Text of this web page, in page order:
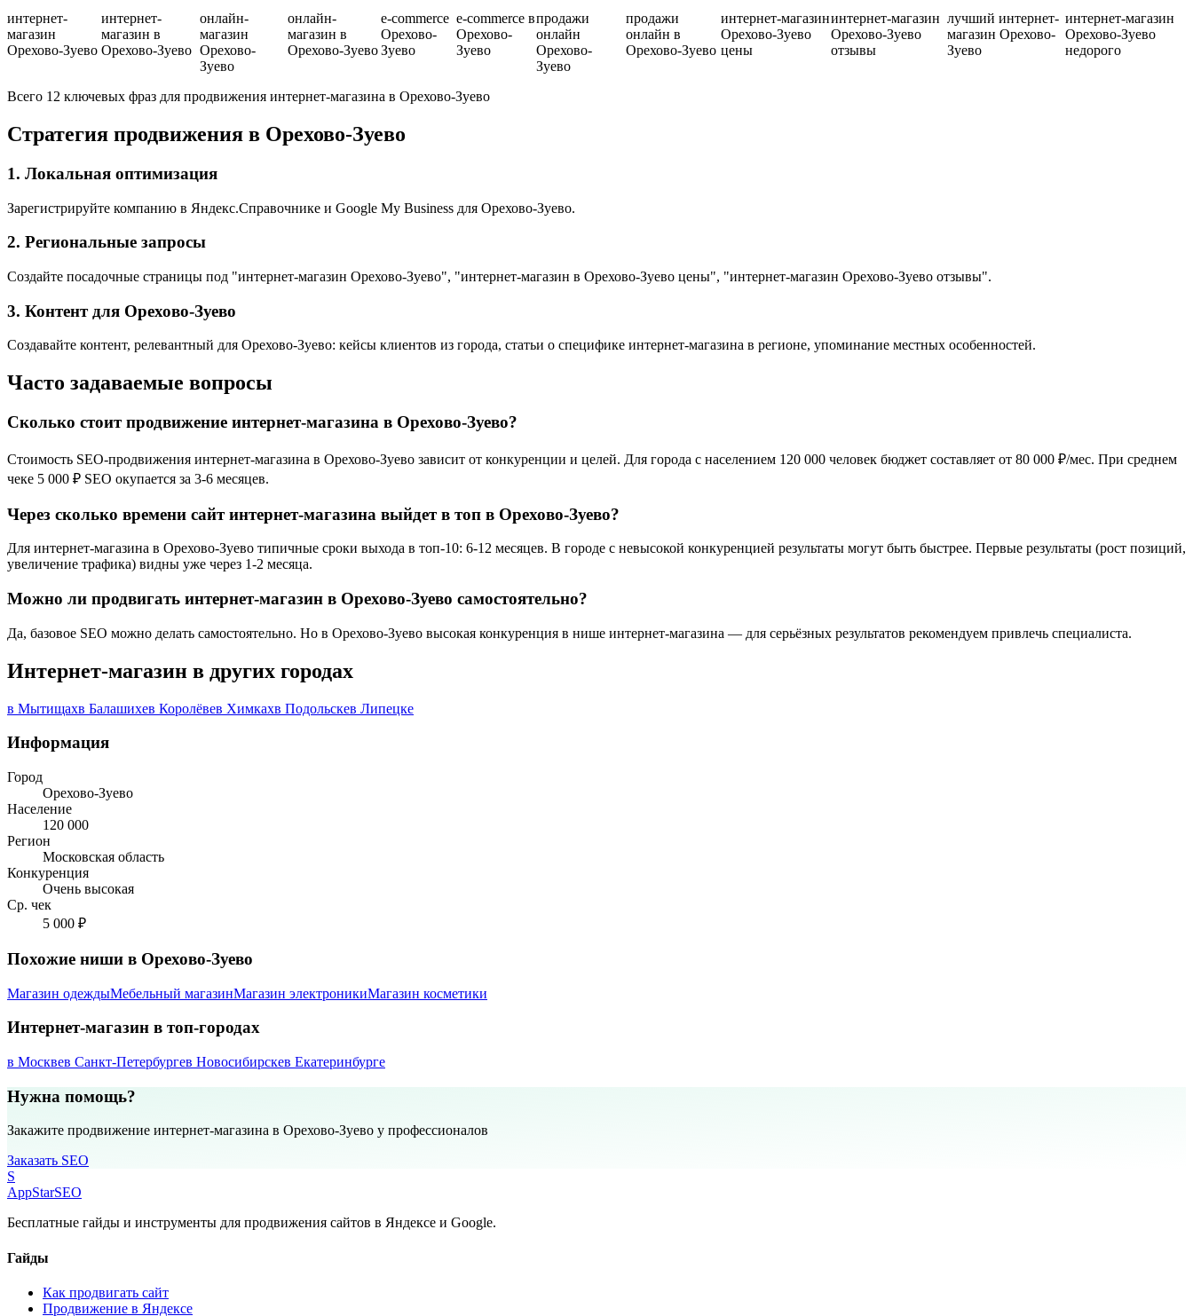
интернет-
магазин
Орехово-Зуево
интернет-
магазин в
Орехово-Зуево
онлайн-
магазин
Орехово-
Зуево
онлайн-
магазин в
Орехово-Зуево
e-commerce
Орехово-
Зуево
e-commerce в
Орехово-
Зуево
продажи
онлайн
Орехово-
Зуево
продажи
онлайн в
Орехово-Зуево
интернет-магазин
Орехово-Зуево
цены
интернет-магазин
Орехово-Зуево
отзывы
лучший интернет-
магазин Орехово-
Зуево
интернет-магазин
Орехово-Зуево
недорого
Всего 12 ключевых фраз для продвижения интернет-магазина в Орехово-Зуево
Стратегия продвижения в Орехово-Зуево
1. Локальная оптимизация
Зарегистрируйте компанию в Яндекс.Справочнике и Google My Business для Орехово-Зуево.
2. Региональные запросы
Создайте посадочные страницы под "интернет-магазин Орехово-Зуево", "интернет-магазин в Орехово-Зуево цены", "интернет-магазин Орехово-Зуево отзывы".
3. Контент для Орехово-Зуево
Создавайте контент, релевантный для Орехово-Зуево: кейсы клиентов из города, статьи о специфике интернет-магазина в регионе, упоминание местных особенностей.
Часто задаваемые вопросы
Сколько стоит продвижение интернет-магазина в Орехово-Зуево?
Стоимость SEO-продвижения интернет-магазина в Орехово-Зуево зависит от конкуренции и целей. Для города с населением 120 000 человек бюджет составляет от 80 000 ₽/мес. При среднем
чеке 5 000 ₽ SEO окупается за 3-6 месяцев.
Через сколько времени сайт интернет-магазина выйдет в топ в Орехово-Зуево?
Для интернет-магазина в Орехово-Зуево типичные сроки выхода в топ-10: 6-12 месяцев. В городе с невысокой конкуренцией результаты могут быть быстрее. Первые результаты (рост позиций,
увеличение трафика) видны уже через 1-2 месяца.
Можно ли продвигать интернет-магазин в Орехово-Зуево самостоятельно?
Да, базовое SEO можно делать самостоятельно. Но в Орехово-Зуево высокая конкуренция в нише интернет-магазина — для серьёзных результатов рекомендуем привлечь специалиста.
Интернет-магазин в других городах
в Мытищахв Балашихев Королёвев Химкахв Подольскев Липецке
Информация
Город
Орехово-Зуево
Население
120 000
Регион
Московская область
Конкуренция
Очень высокая
Ср. чек
5 000 ₽
Похожие ниши в Орехово-Зуево
Магазин одеждыМебельный магазинМагазин электроникиМагазин косметики
Интернет-магазин в топ-городах
в Москвев Санкт-Петербургев Новосибирскев Екатеринбурге
Нужна помощь?
Закажите продвижение интернет-магазина в Орехово-Зуево у профессионалов
Заказать SEO
S
AppStarSEO
Бесплатные гайды и инструменты для продвижения сайтов в Яндексе и Google.
Гайды
Как продвигать сайт
Продвижение в Яндексе